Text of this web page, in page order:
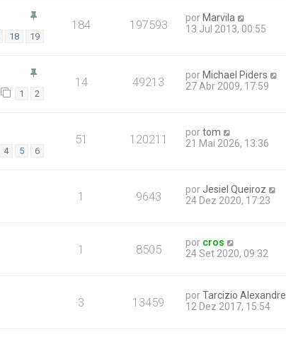
18 19
184 197593 por Marvila
13 Jul 2013, 00:55
1 2
14 49213 por Michael Piders
27 Abr 2009, 17:59
4 5 6
51 120211 portom
21 Mai 2026, 13:36
1 9643 por Jesiel Queiroz
24 Dez 2020, 17:23
1 8505 por cros
24 Set 2020, 09:32
3 13459 porTarcizio Alexandre
12 Dez 2017, 15:54